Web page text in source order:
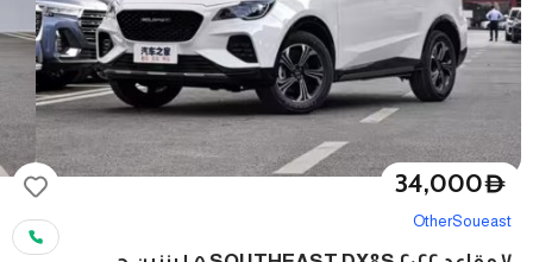
D
34,000
Soueast
Other